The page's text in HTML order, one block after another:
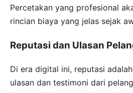
Percetakan yang profesional
rincian biaya yang jelas sejak
Reputasi dan Ulasan
Di era digital ini, reputasi
ulasan dan testimoni dari